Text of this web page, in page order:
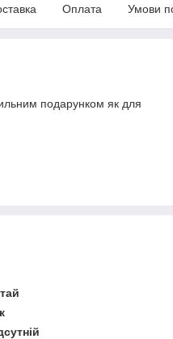
Оплата Умови
подарунком як для